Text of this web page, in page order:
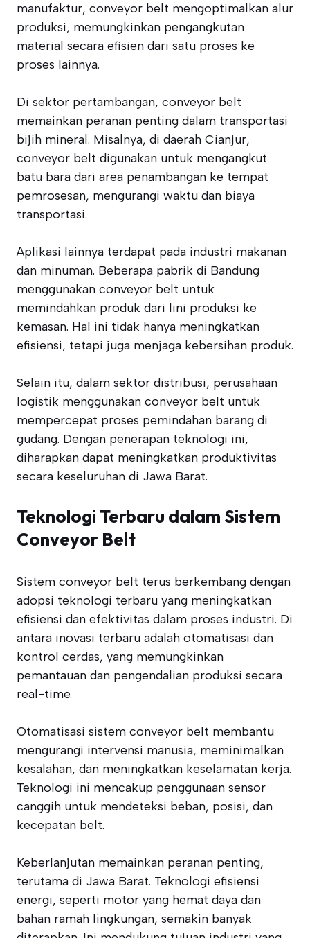
manufaktur, conveyor belt mengoptimalkan alur
produksi, memungkinkan pengangkutan
material secara efisien dari satu proses ke
proses lainnya.
Di sektor pertambangan, conveyor belt
memainkan peranan penting dalam transportasi
bijih mineral. Misalnya, di daerah Cianjur,
conveyor belt digunakan untuk mengangkut
batu bara dari area penambangan ke tempat
pemrosesan, mengurangi waktu dan biaya
transportasi.
Aplikasi lainnya terdapat pada industri makanan
dan minuman. Beberapa pabrik di Bandung
menggunakan conveyor belt untuk
memindahkan produk dari lini produksi ke
kemasan. Hal ini tidak hanya meningkatkan
efisiensi, tetapi juga menjaga kebersihan produk.
Selain itu, dalam sektor distribusi, perusahaan
logistik menggunakan conveyor belt untuk
mempercepat proses pemindahan barang di
gudang. Dengan penerapan teknologi ini,
diharapkan dapat meningkatkan produktivitas
secara keseluruhan di Jawa Barat.
Teknologi Terbaru dalam Sistem
Conveyor Belt
Sistem conveyor belt terus berkembang dengan
adopsi teknologi terbaru yang meningkatkan
efisiensi dan efektivitas dalam proses industri. Di
antara inovasi terbaru adalah otomatisasi dan
kontrol cerdas, yang memungkinkan
pemantauan dan pengendalian produksi secara
real-time.
Otomatisasi sistem conveyor belt membantu
mengurangi intervensi manusia, meminimalkan
kesalahan, dan meningkatkan keselamatan kerja.
Teknologi ini mencakup penggunaan sensor
canggih untuk mendeteksi beban, posisi, dan
kecepatan belt.
Keberlanjutan memainkan peranan penting,
terutama di Jawa Barat. Teknologi efisiensi
energi, seperti motor yang hemat daya dan
bahan ramah lingkungan, semakin banyak